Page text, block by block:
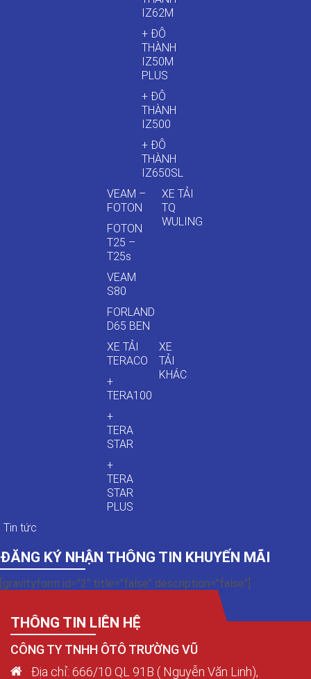
IZ62M
+ ĐÔ
THÀNH
IZ50M
PLUS
+ ĐÔ
THÀNH
IZ500
+ ĐÔ
THÀNH
IZ650SL
VEAM –
FOTON
FOTON
T25 –
T25s
VEAM
S80
FORLAND
D65 BEN
XE TẢI
TQ
WULING
XE TẢI
TERACO
+
TERA100
+
TERA
STAR
+
TERA
STAR
PLUS
XE
TẢI
KHÁC
Tin tức
ĐĂNG KÝ NHẬN THÔNG TIN KHUYẾN MÃI
[gravityform id="2" title="false" description="false"]
THÔNG TIN LIÊN HỆ
CÔNG TY TNHH ÔTÔ TRƯỜNG VŨ
Địa chỉ: 666/10 QL 91B ( Nguyễn Văn Linh),